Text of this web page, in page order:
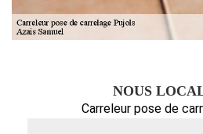
NOUS
Carreleur pose de